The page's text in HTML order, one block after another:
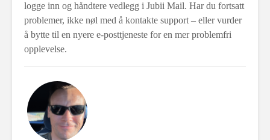
logge inn og håndtere vedlegg i Jubii Mail. Har du fortsatt
problemer, ikke nøl med å kontakte support – eller vurder
å bytte til en nyere e-posttjeneste for en mer problemfri
opplevelse.